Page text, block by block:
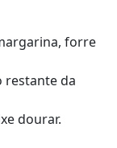
forre
restante da
dourar.